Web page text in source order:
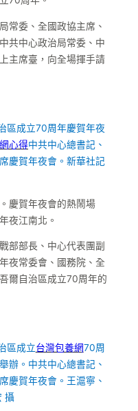
常委、全國政協主席、
共中心政治局常委、中
主席臺，向全場揮手請
區成立70周年慶賀年夜
心得中共中心總書記、
慶賀年夜會。新華社記
慶賀年夜會的熱鬧場
夜江南北。
部部長、中心代表團副
夜常委會、國務院、全
爾自治區成立70周年的
區成立台灣包養網70周
辦。中共中心總書記、
慶賀年夜會。王滬寧、
攝